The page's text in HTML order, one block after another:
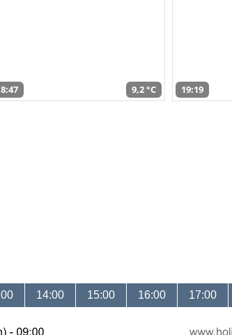
9,2 °C 19:19
14:00 15:00 16:00 17:00